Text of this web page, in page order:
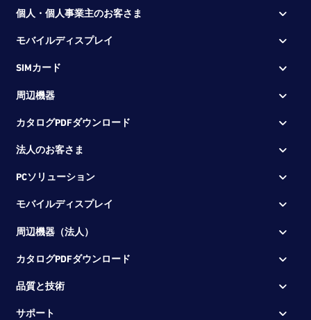
個人・個人事業主のお客さま
モバイルディスプレイ
SIMカード
周辺機器
カタログPDFダウンロード
法人のお客さま
PCソリューション
モバイルディスプレイ
周辺機器（法人）
カタログPDFダウンロード
品質と技術
サポート